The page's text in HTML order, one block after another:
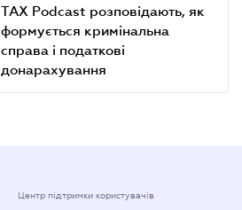
TAX Podcast розповідають, як
формується кримінальна
справа і податкові
донарахування
Центр підтримки користувачів